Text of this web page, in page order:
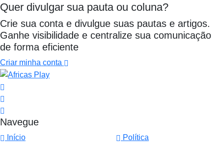
Quer divulgar sua pauta ou coluna?
Crie sua conta e divulgue suas pautas e artigos.
Ganhe visibilidade e centralize sua comunicação
de forma eficiente
Criar minha conta
Navegue
Início
Política